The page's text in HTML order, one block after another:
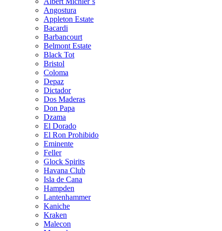
Angostura
Appleton Estate
Bacardi
Barbancourt
Belmont Estate
Black Tot
Bristol
Coloma
Depaz
Dictador
Dos Maderas
Don Papa
Dzama
El Dorado
El Ron Prohibido
Eminente
Feller
Glock Spirits
Havana Club
Isla de Cana
Hampden
Lantenhammer
Kaniche
Kraken
Malecon